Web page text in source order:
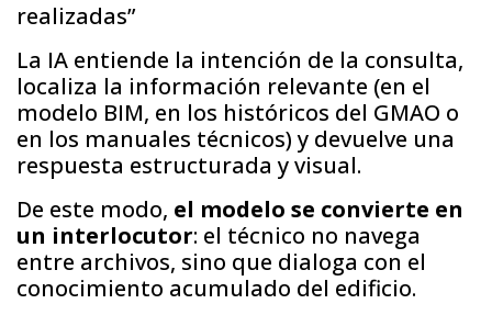
realizadas”
La IA entiende la intención de la consulta,
localiza la información relevante (en el
modelo BIM, en los históricos del GMAO o
en los manuales técnicos) y devuelve una
respuesta estructurada y visual.
De este modo, el modelo se convierte en
un interlocutor: el técnico no navega
entre archivos, sino que dialoga con el
conocimiento acumulado del edificio.